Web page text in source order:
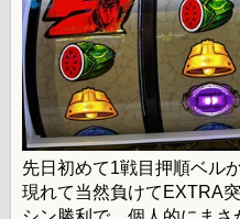
先日初めて1戦目押順ベル
現れて当然負けてEXTRA